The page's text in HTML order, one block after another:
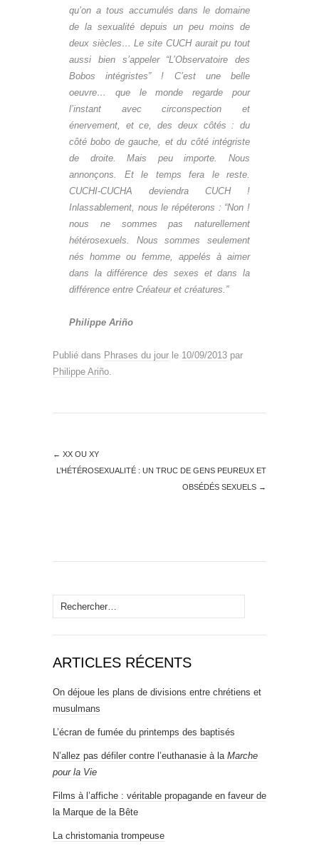
qu’on a tous accumulés dans le domaine
de la sexualité depuis un peu moins de
deux siècles… Le site CUCH aurait pu tout
aussi bien s’appeler “L’Observatoire des
Bobos intégristes” ! C’est une belle
oeuvre… que le monde regarde pour
l’instant avec circonspection et
énervement, et ce, des deux côtés : du
côté bobo de gauche, et du côté intégriste
de droite. Mais peu importe. Nous
annonçons. Et le temps fera le reste.
CUCHI-CUCHA deviendra CUCH !
Inlassablement, nous le répéterons : “Non !
nous ne sommes pas naturellement
hétérosexuels. Nous sommes seulement
nés homme ou femme, appelés à aimer
dans la différence des sexes et dans la
différence entre Créateur et créatures.”
Philippe Ariño
Publié dans Phrases du jour le 10/09/2013 par
Philippe Ariño.
← XX OU XY
L’HÉTÉROSEXUALITÉ : UN TRUC DE GENS PEUREUX ET
OBSÉDÉS SEXUELS →
Rechercher :
ARTICLES RÉCENTS
On déjoue les plans de divisions entre chrétiens et
musulmans
L’écran de fumée du printemps des baptisés
N’allez pas défiler contre l’euthanasie à la Marche
pour la Vie
Films à l’affiche : véritable propagande en faveur de
la Marque de la Bête
La christomania trompeuse